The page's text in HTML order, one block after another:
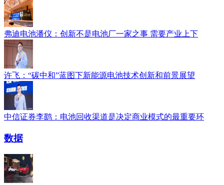
弗迪电池潘仪：创新不是电池厂一家之事 需要产业上下
许飞：“碳中和”蓝图下新能源电池技术创新和前景展望
中信证券李鹞：电池回收渠道是决定商业模式的最重要环
数据